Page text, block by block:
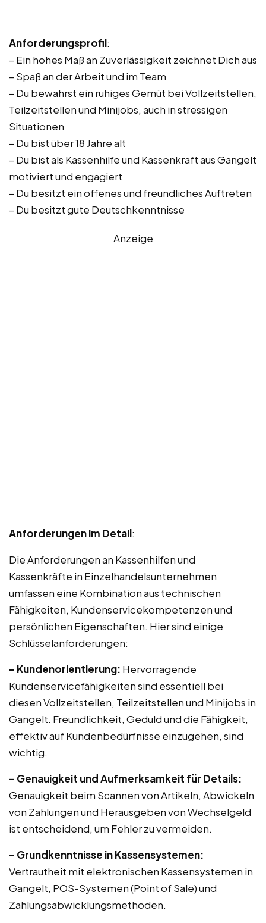
Anforderungsprofil:
– Ein hohes Maß an Zuverlässigkeit zeichnet Dich aus
– Spaß an der Arbeit und im Team
– Du bewahrst ein ruhiges Gemüt bei Vollzeitstellen,
Teilzeitstellen und Minijobs, auch in stressigen
Situationen
– Du bist über 18 Jahre alt
– Du bist als Kassenhilfe und Kassenkraft aus Gangelt
motiviert und engagiert
– Du besitzt ein offenes und freundliches Auftreten
– Du besitzt gute Deutschkenntnisse
Anzeige
Anforderungen im Detail:
Die Anforderungen an Kassenhilfen und
Kassenkräfte in Einzelhandelsunternehmen
umfassen eine Kombination aus technischen
Fähigkeiten, Kundenservicekompetenzen und
persönlichen Eigenschaften. Hier sind einige
Schlüsselanforderungen:
– Kundenorientierung: Hervorragende
Kundenservicefähigkeiten sind essentiell bei
diesen Vollzeitstellen, Teilzeitstellen und Minijobs in
Gangelt. Freundlichkeit, Geduld und die Fähigkeit,
effektiv auf Kundenbedürfnisse einzugehen, sind
wichtig.
– Genauigkeit und Aufmerksamkeit für Details:
Genauigkeit beim Scannen von Artikeln, Abwickeln
von Zahlungen und Herausgeben von Wechselgeld
ist entscheidend, um Fehler zu vermeiden.
– Grundkenntnisse in Kassensystemen:
Vertrautheit mit elektronischen Kassensystemen in
Gangelt, POS-Systemen (Point of Sale) und
Zahlungsabwicklungsmethoden.